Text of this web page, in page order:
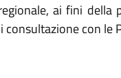
ai fini della
consultazione con le